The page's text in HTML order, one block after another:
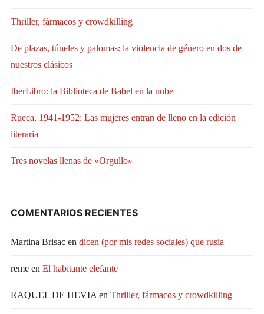
Thriller, fármacos y crowdkilling
De plazas, túneles y palomas: la violencia de género en dos de
nuestros clásicos
IberLibro: la Biblioteca de Babel en la nube
Rueca, 1941-1952: Las mujeres entran de lleno en la edición
literaria
Tres novelas llenas de «Orgullo»
COMENTARIOS RECIENTES
Martina Brisacen dicen (por mis redes sociales) que rusia
remeen El habitante elefante
RAQUEL DE HEVIA en Thriller, fármacos y crowdkilling